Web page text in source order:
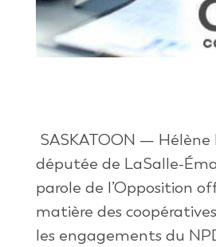
SASKATOON — Hélène
députée de LaSalle-
parole de l’Opposition
matière des
les engagements du